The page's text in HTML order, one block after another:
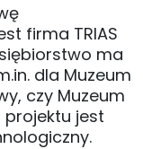
firma TRIAS
ma
dla Muzeum
czy Muzeum
projektu jest